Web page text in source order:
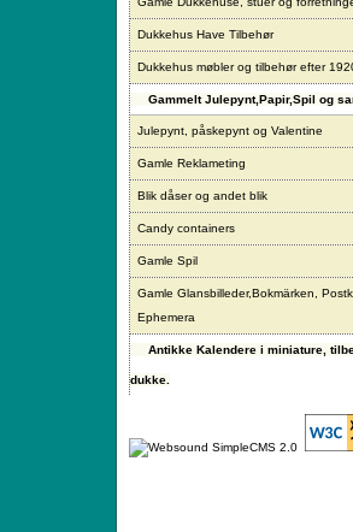
Dukkehus Have Tilbehør
Dukkehus møbler og tilbehør efter
Gammelt Julepynt,Papir,Spil og
Julepynt, påskepynt og Valentine
Gamle Reklameting
Blik dåser og andet blik
Candy containers
Gamle Spil
Gamle Glansbilleder,Bokmärken,
Ephemera
Antikke Kalendere i miniature,
dukke.